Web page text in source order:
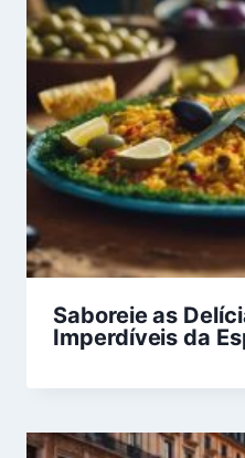
Saboreie as
Imperdíveis da